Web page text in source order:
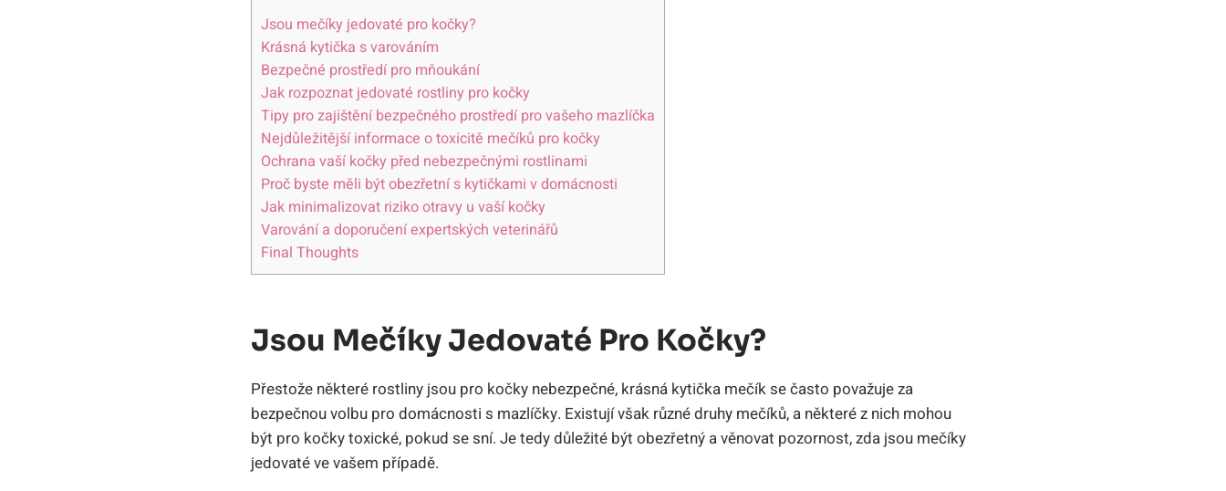
Jsou mečíky jedovaté pro kočky?
Krásná kytička s varováním
Bezpečné prostředí pro mňoukání
Jak rozpoznat jedovaté rostliny pro kočky
Tipy pro zajištění bezpečného prostředí pro vašeho mazlíčka
Nejdůležitější informace o toxicitě mečíků pro kočky
Ochrana vaší kočky před nebezpečnými rostlinami
Proč byste měli být obezřetní s kytičkami v domácnosti
Jak minimalizovat riziko otravy u vaší kočky
Varování a doporučení expertských veterinářů
Final Thoughts
Jsou Mečíky Jedovaté Pro Kočky?
Přestože některé rostliny jsou pro kočky nebezpečné, krásná kytička mečík se často považuje za
bezpečnou volbu pro domácnosti s mazlíčky. Existují však různé druhy mečíků, a některé z nich mohou
být pro kočky toxické, pokud se sní. Je tedy důležité být obezřetný a věnovat pozornost, zda jsou mečíky
jedovaté ve vašem případě.